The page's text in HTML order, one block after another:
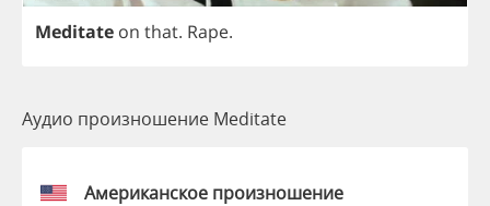
Meditate on that. Rape.
Аудио произношение Meditate
Американское произношение